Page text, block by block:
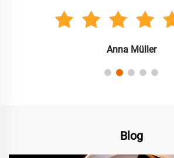
Anna Müller
Blog